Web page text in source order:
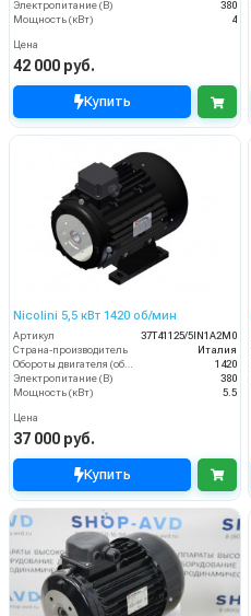
Электропитание (В)
380
Мощность (кВт)
4
Цена
42 000 руб.
Купить
Nicolini 5,5 кВт 1420 об/мин
Артикул
37T41125/5IN1A2M0
Страна-производитель
Италия
1420
Электропитание (В)
380
Мощность (кВт)
5.5
Цена
37 000 руб.
Купить